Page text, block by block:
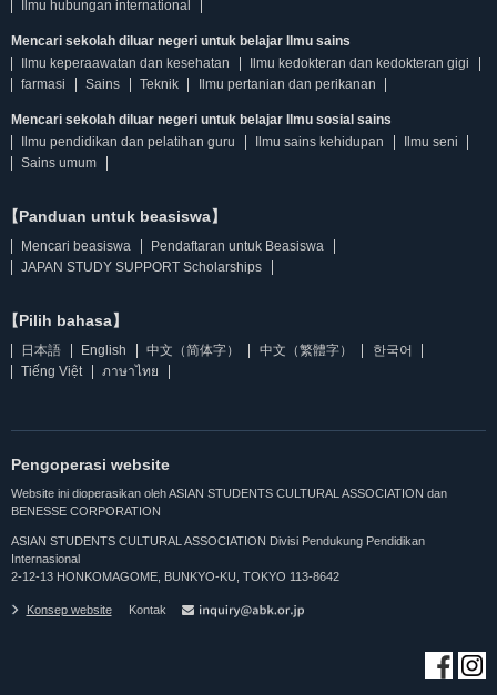
Ilmu hubungan international
Mencari sekolah diluar negeri untuk belajar Ilmu sains
Ilmu keperaawatan dan kesehatan
Ilmu kedokteran dan kedokteran gigi
farmasi
Sains Teknik Ilmu pertanian dan perikanan
Mencari sekolah diluar negeri untuk belajar Ilmu sosial sains
Ilmu pendidikan dan pelatihan guru
Ilmu sains kehidupan
Ilmu seni
Sains umum
【Panduan untuk beasiswa】
Mencari beasiswa
Pendaftaran untuk Beasiswa
JAPAN STUDY SUPPORT Scholarships
【Pilih bahasa】
日本語 English 中文（简体字） 中文（繁體字）
한국어
Tiếng Việt
ภาษาไทย
Pengoperasi website
Website ini dioperasikan oleh ASIAN STUDENTS CULTURAL ASSOCIATION dan
BENESSE CORPORATION
ASIAN STUDENTS CULTURAL ASSOCIATION Divisi Pendukung Pendidikan
Internasional
2-12-13 HONKOMAGOME, BUNKYO-KU, TOKYO 113-8642
Konsep website Kontak